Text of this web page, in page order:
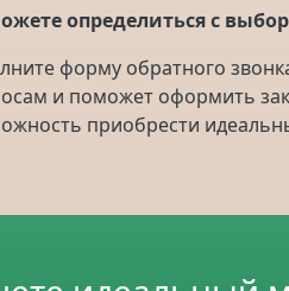
определиться с
форму обратного
и поможет оформить
приобрести